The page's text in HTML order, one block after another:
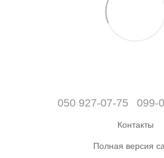
050 927-07-75 099-
Контакты
Полная версия